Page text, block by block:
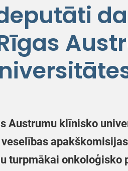
Austrumu klīnisko
turpmākai onkoloģisko